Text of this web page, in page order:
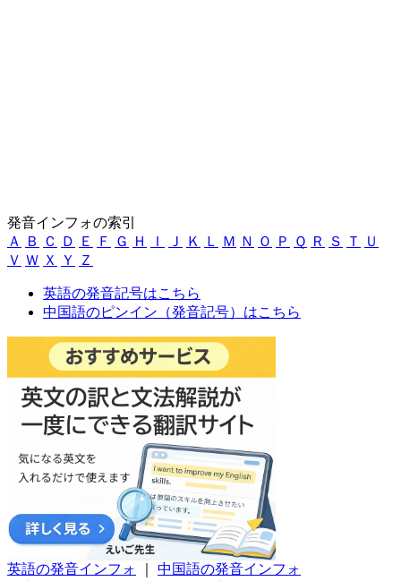
発音インフォの索引
Ａ
Ｂ Ｃ Ｄ Ｅ Ｆ Ｇ Ｈ Ｉ Ｊ Ｋ Ｌ Ｍ Ｎ Ｏ Ｐ Ｑ Ｒ Ｓ Ｔ
Ｕ
Ｖ Ｗ Ｘ Ｙ Ｚ
英語の発音記号はこちら
中国語のピンイン（発音記号）はこちら
英語の発音インフォ
中国語の発音インフォ